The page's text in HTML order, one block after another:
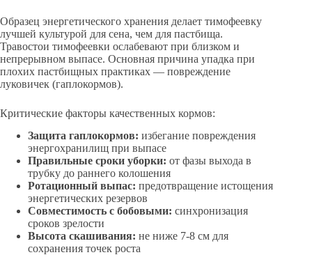
Образец энергетического хранения делает тимофеевку
лучшей культурой для сена, чем для пастбища.
Травостои тимофеевки ослабевают при близком и
непрерывном выпасе. Основная причина упадка при
плохих пастбищных практиках — повреждение
луковичек (гаплокормов).
Критические факторы качественных кормов:
Защита гаплокормов: избегание повреждения
энергохранилищ при выпасе
Правильные сроки уборки: от фазы выхода в
трубку до раннего колошения
Ротационный выпас: предотвращение истощения
энергетических резервов
Совместимость с бобовыми: синхронизация
сроков зрелости
Высота скашивания: не ниже 7-8 см для
сохранения точек роста